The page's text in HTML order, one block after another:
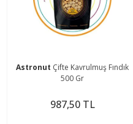
Astronut Çifte Kavrulmuş Fındık
500 Gr
987,50 TL